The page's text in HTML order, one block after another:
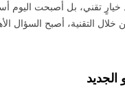
خيارٍ تقني، بل أصبحت
خلال التقنية، أصبح السؤال